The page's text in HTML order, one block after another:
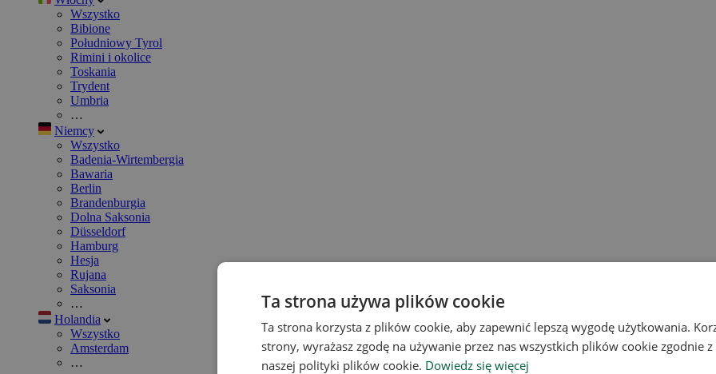
Wszystko
Bibione
Południowy Tyrol
Rimini i okolice
Toskania
Trydent
Umbria
…
Niemcy
Wszystko
Badenia-Wirtembergia
Bawaria
Berlin
Brandenburgia
Dolna Saksonia
Düsseldorf
Hamburg
Hesja
Rujana
Saksonia
…
Holandia
Wszystko
Amsterdam
…
Ta strona używa plików cookie
Ta strona korzysta z plików cookie, aby zapewnić lepszą wygodę użytkowania.
strony, wyrażasz zgodę na używanie przez nas wszystkich plików cookie zgodnie
naszej polityki plików cookie. Dowiedz się więcej